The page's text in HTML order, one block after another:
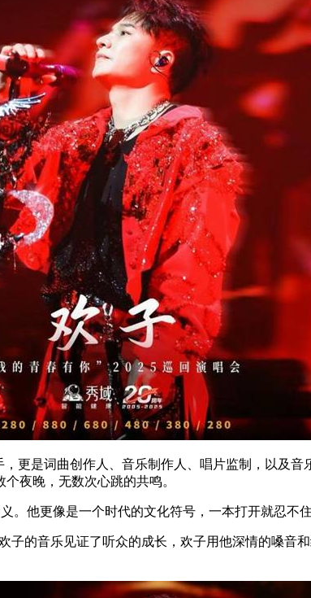
更是词曲创作人、音乐制作人、唱片监制，以及音
夜晚，无数次心跳的共鸣。
。他更像是一个时代的文化符号，一本打开就忍不
的音乐见证了听众的成长，欢子用他深情的嗓音